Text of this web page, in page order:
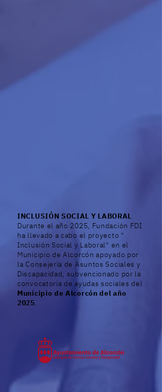
INCLUSIÓN SOCIAL Y LABORAL
Durante el año 2025, Fundación FDI
ha llevado a cabo el proyecto "
Inclusión Social y Laboral" en el
Municipio de Alcorcón apoyado por
la Consejería de Asuntos Sociales y
Discapacidad, subvencionado por la
convocatoria de ayudas sociales del
Municipio de Alcorcón del año
2025.